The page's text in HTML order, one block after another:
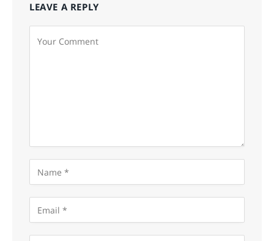
LEAVE A REPLY